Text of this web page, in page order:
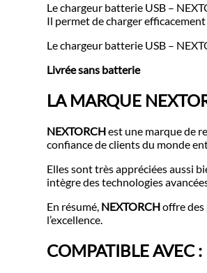
Le chargeur batterie USB –
Il permet de charger
Le chargeur batterie USB –
Livrée sans batterie
LA MARQUE
NEXTORCHest une marque de
confiance de clients du monde
Elles sont très appréciées aussi
intègre des technologies
En résumé, NEXTORCHoffre des
l’excellence.
COMPATIBLE AVEC :